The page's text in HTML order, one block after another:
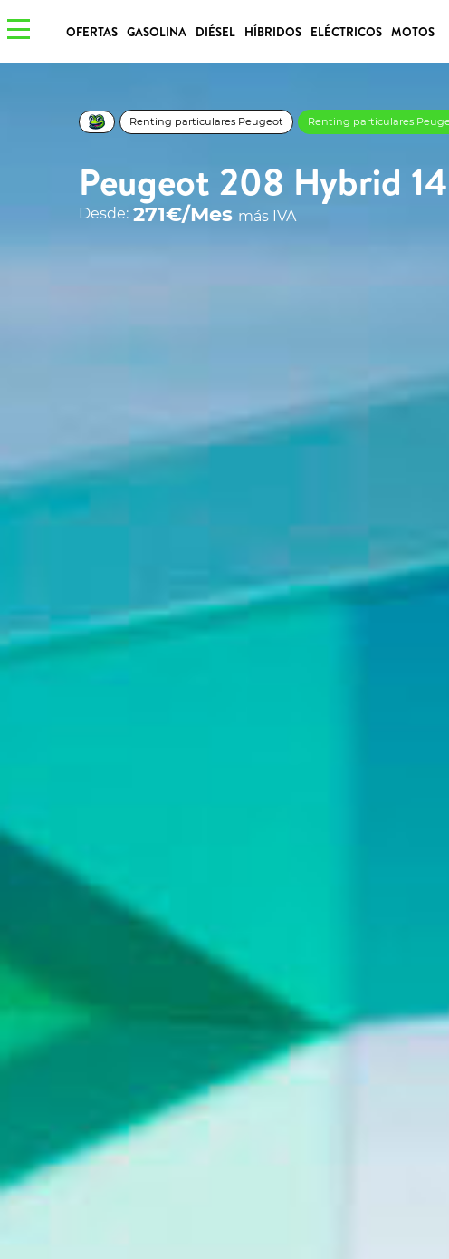
OFERTAS GASOLINA DIÉSEL HÍBRIDOS ELÉCTRICOS MOTOS
Renting particulares Peugeot Renting particulares
Peugeot 208 Hybrid
Desde: 271€/Mes más IVA